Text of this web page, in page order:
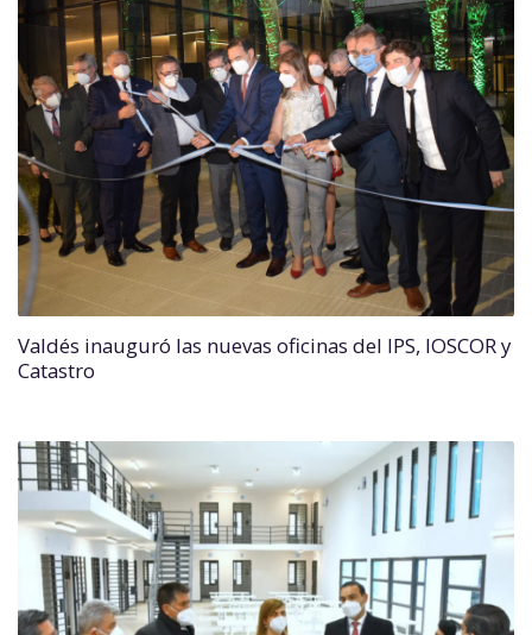
Valdés inauguró las nuevas oficinas del IPS, IOSCOR y
Catastro